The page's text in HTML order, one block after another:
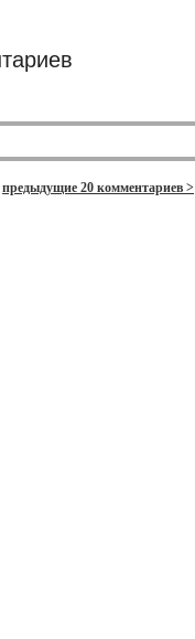
предыдущие 20 комментариев >